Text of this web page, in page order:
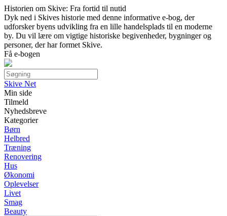
Historien om Skive: Fra fortid til nutid
Dyk ned i Skives historie med denne informative e-bog, der
udforsker byens udvikling fra en lille handelsplads til en moderne
by. Du vil lære om vigtige historiske begivenheder, bygninger og
personer, der har formet Skive.
Få e-bogen
Skive Net
Min side
Tilmeld
Nyhedsbreve
Kategorier
Børn
Helbred
Træning
Renovering
Hus
Økonomi
Oplevelser
Livet
Smag
Beauty